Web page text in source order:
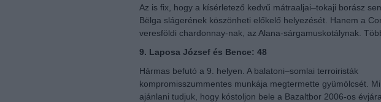
Az is fix, hogy a kísérletező kedvű mátraaljai–tokaji borász
Bëlga slágerének köszönheti előkelő helyezését. Hanem a
veresföldi chardonnay-nak, az Alana-sárgamuskotálynak.
9. Laposa József és Bence: 48
Hármas befutó a 9. helyen. A balatoni–somlai terroiristák
kompromisszummentes munkája megtermette gyümölcsét.
ajánlani tudjuk, hogy kóstoljon bele a Bazaltbor 2006-os